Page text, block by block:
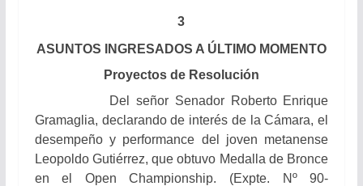
3
ASUNTOS INGRESADOS A ÚLTIMO MOMENTO
Proyectos de Resolución
Del señor Senador Roberto Enrique
Gramaglia, declarando de interés de la Cámara, el
desempeño y performance del joven metanense
Leopoldo Gutiérrez, que obtuvo Medalla de Bronce
en el Open Championship. (Expte. Nº 90-